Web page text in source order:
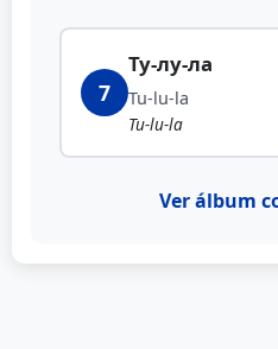
7
Ту-лу-ла
Tu-lu-la
Tu-lu-la
Ver álbum